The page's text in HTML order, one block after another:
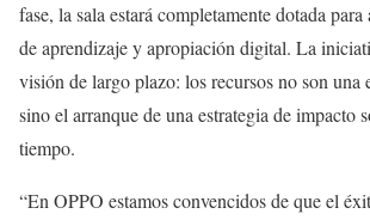
fase, la sala estará completamente dotada
de aprendizaje y apropiación digital. La
visión de largo plazo: los recursos no son una
sino el arranque de una estrategia de impacto
tiempo.
“En OPPO estamos convencidos de que el